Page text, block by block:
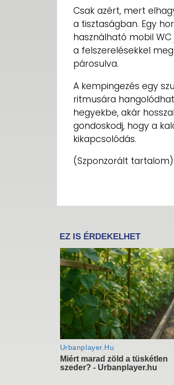
Csak azért, mert
a tisztaságban. Egy
használható mobil
a felszerelésekkel
párosulva.
A kempingezés egy
ritmusára
hegyekbe, akár
gondoskodj, hogy a
kikapcsolódás.
(Szponzorált tartalom)